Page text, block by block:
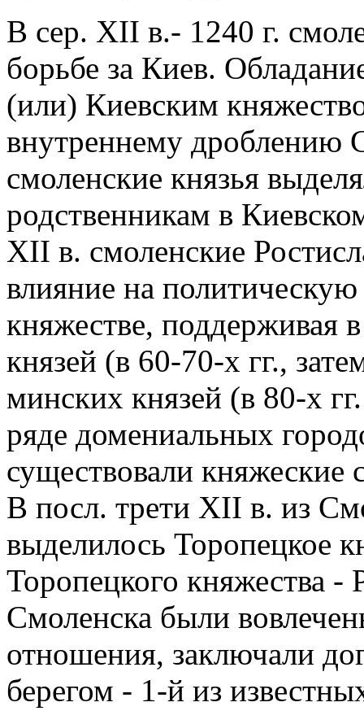
В сер. XII в.- 1240 г.
борьбе за Киев.
(или) Киевским
внутреннему дроблению
смоленские князья
родственникам в
XII в. смоленские
влияние на
княжестве, поддерживая
князей (в 60-70-х гг.,
минских князей (в 80-х
ряде домениальных
существовали княжеские
В посл. трети XII в. из
выделилось Торопецкое
Торопецкого княжества -
Смоленска были
отношения, заключали
берегом - 1-й из